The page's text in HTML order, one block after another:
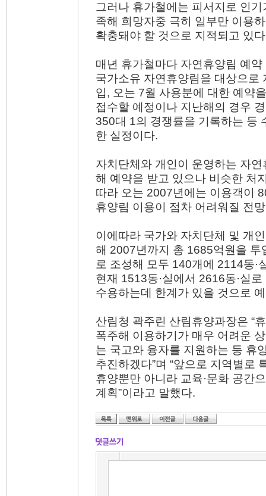
그러나 휴가철에는 피서지로 인
족해 희망자중 극히 일부만 이용
확충돼야 할 것으로 지적되고 있
매년 휴가철마다 자연휴양림 예
국가소유 자연휴양림을 대상으로
입, 오는 7월 사용분에 대한 예약
접수할 예정이나 지난해의 경우
350대 1의 경쟁률을 기록하는 등
한 실정이다.
자치단체와 개인이 운영하는 자
해 예약을 받고 있으나 비슷한 처
따라 오는 2007년에는 이용객이
휴양림 이용이 점차 어려워질 전
이에따라 국가와 자치단체 및 개
해 2007년까지 총 1685억원을
로 조성해 모두 140개에 2114동·
현재 1513동·실에서 2616동·실
수용하는데 한계가 있을 것으로
산림청 곽주린 산림휴양과장은 “
폭주해 이용하기가 매우 어려운
는 국고와 융자를 지원하는 등 휴
추진하겠다”며 “앞으로 지역별로
휴양뿐만 아니라 교육·문화 공간
계획”이라고 말했다.